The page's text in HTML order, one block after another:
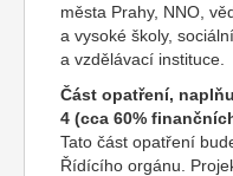
města Prahy, NNO,
a vysoké školy,
a vzdělávací instituce.
Část opatření,
4 (cca 60%
Tato část opatření
Řídícího orgánu.